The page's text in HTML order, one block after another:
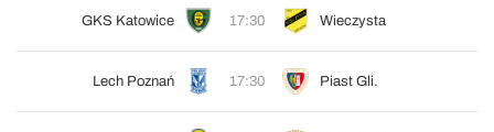
GKS Katowice 17:30 Wieczysta
Lech Poznań 17:30 Piast Gli.